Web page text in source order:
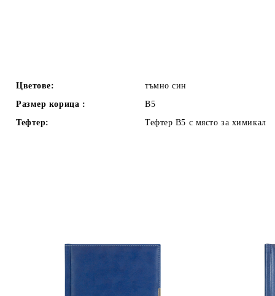
Цветове:
тъмно син
Размер корица :
В5
Тефтер:
Тефтер В5 с място за химикал